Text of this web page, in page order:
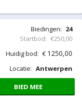
Biedingen: 24
Startbod: €250,00
Huidig bod: € 1250,00
Locatie: Antwerpen
BIED MEE